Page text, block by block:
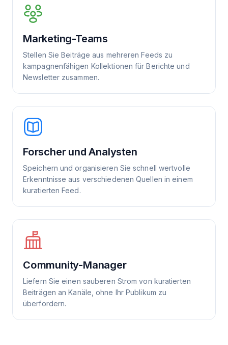
Marketing-Teams
Stellen Sie Beiträge aus mehreren Feeds zu
kampagnenfähigen Kollektionen für Berichte und
Newsletter zusammen.
Forscher und Analysten
Speichern und organisieren Sie schnell wertvolle
Erkenntnisse aus verschiedenen Quellen in einem
kuratierten Feed.
Community-Manager
Liefern Sie einen sauberen Strom von kuratierten
Beiträgen an Kanäle, ohne Ihr Publikum zu
überfordern.